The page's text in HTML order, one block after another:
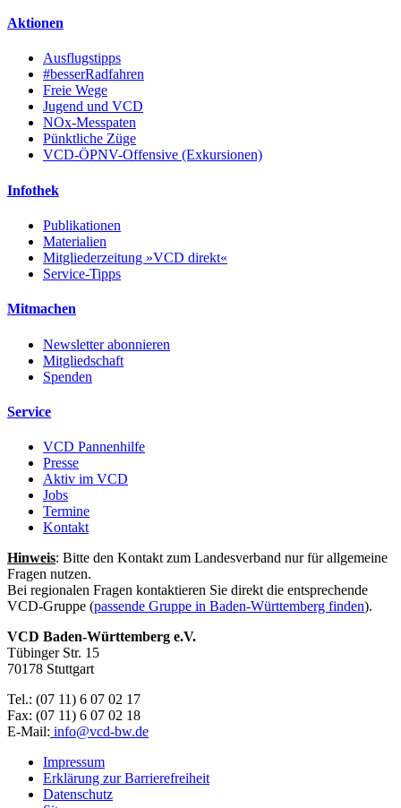
Aktionen
Ausflugstipps
#besserRadfahren
Freie Wege
Jugend und VCD
NOx-Messpaten
Pünktliche Züge
VCD-ÖPNV-Offensive (Exkursionen)
Infothek
Publikationen
Materialien
Mitgliederzeitung »VCD direkt«
Service-Tipps
Mitmachen
Newsletter abonnieren
Mitgliedschaft
Spenden
Service
VCD Pannenhilfe
Presse
Aktiv im VCD
Jobs
Termine
Kontakt
Hinweis: Bitte den Kontakt zum Landesverband nur für allgemeine
Fragen nutzen.
Bei regionalen Fragen kontaktieren Sie direkt die entsprechende
VCD-Gruppe (passende Gruppe in Baden-Württemberg finden).
VCD Baden-Württemberg e.V.
Tübinger Str. 15
70178 Stuttgart
Tel.: (07 11) 6 07 02 17
Fax: (07 11) 6 07 02 18
E-Mail: info@vcd-bw.de
Impressum
Erklärung zur Barrierefreiheit
Datenschutz